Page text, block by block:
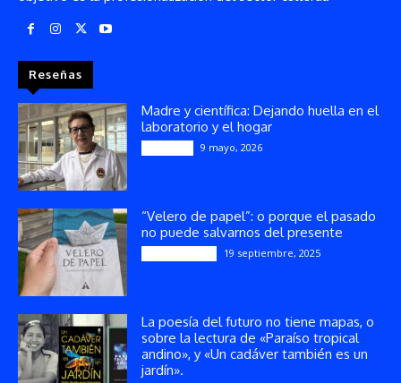
Reseñas
Madre y científica: Dejando huella en el
laboratorio y el hogar
9 mayo, 2026
“Velero de papel”: o porque el pasado
no puede salvarnos del presente
19 septiembre, 2025
La poesía del futuro no tiene mapas, o
sobre la lectura de «Paraíso tropical
andino», y «Un cadáver también es un
jardín».